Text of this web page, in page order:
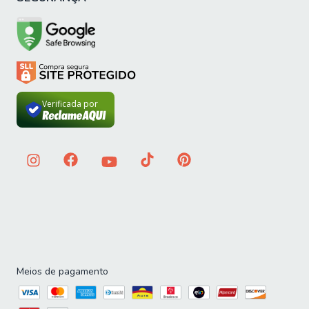
ideal. Fique atento às nossas linhas que permitem
combinar cores, tecidos e acabamentos, garantindo que
sua sala de jantar fique com a sua cara.
Explore nossa vasta coleção e encontre a sala de jantar
dos seus sonhos. Aproveite nossas ofertas especiais e
condições de parcelamento facilitado. Dê um upgrade no
seu espaço de convivência e desfrute de momentos
Verificada por
Meios de pagamento